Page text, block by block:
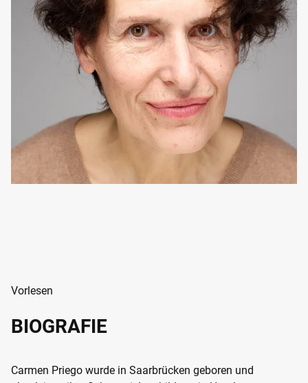
Vorlesen
BIOGRAFIE
Carmen Priego wurde in Saarbrücken geboren und